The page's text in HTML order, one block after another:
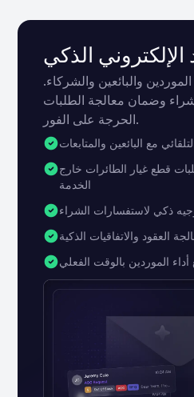
الإلكتروني الذكي
والبائعين والشركاء.
وضمان معالجة الطلبات
الحرجة على الفور.
مع البائعين والمتابعات
قطع غيار الطائرات خارج
الخدمة
ذكي لاستفسارات الشراء
العقود والاتفاقيات الذكية
أداء الموردين بالوقت الفعلي